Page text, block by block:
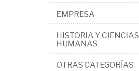
EMPRESA
HISTORIA Y CIENCIAS
HUMANAS
OTRAS CATEGORÍAS